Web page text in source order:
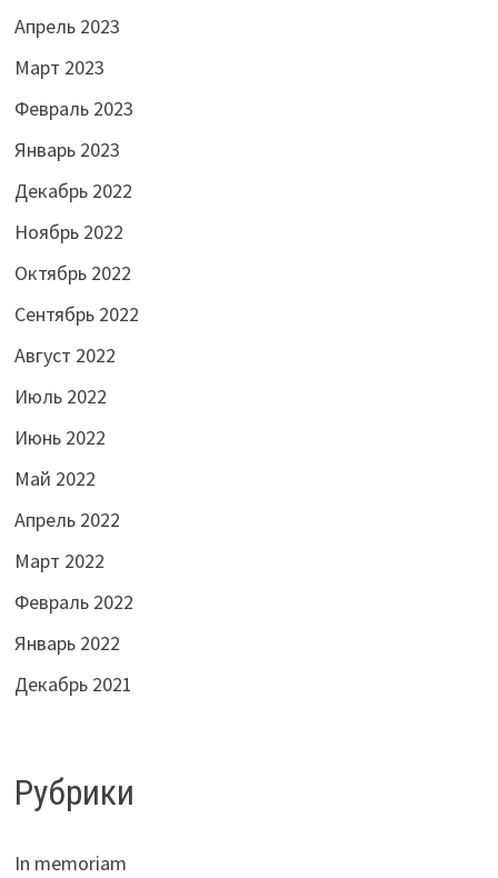
Апрель 2023
Март 2023
Февраль 2023
Январь 2023
Декабрь 2022
Ноябрь 2022
Октябрь 2022
Сентябрь 2022
Август 2022
Июль 2022
Июнь 2022
Май 2022
Апрель 2022
Март 2022
Февраль 2022
Январь 2022
Декабрь 2021
Рубрики
In memoriam